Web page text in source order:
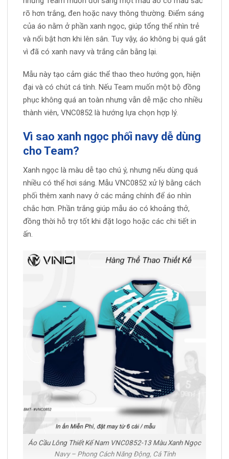
rõ hơn trắng, đen hoặc navy thông thường. Điểm sáng
của áo nằm ở phần xanh ngọc, giúp tổng thể nhìn trẻ
và nổi bật hơn khi lên sân. Tuy vậy, áo không bị quá gắt
vì đã có xanh navy và trắng cân bằng lại.
Mẫu này tạo cảm giác thể thao theo hướng gọn, hiện
đại và có chút cá tính. Nếu Team muốn một bộ đồng
phục không quá an toàn nhưng vẫn dễ mặc cho nhiều
thành viên, VNC0852 là hướng lựa chọn hợp lý.
Vì sao xanh ngọc phối navy dễ dùng
cho Team?
Xanh ngọc là màu dễ tạo chú ý, nhưng nếu dùng quá
nhiều có thể hơi sáng. Mẫu VNC0852 xử lý bằng cách
phối thêm xanh navy ở các mảng chính để áo nhìn
chắc hơn. Phần trắng giúp mẫu áo có khoảng thở,
đồng thời hỗ trợ tốt khi đặt logo hoặc các chi tiết in
ấn.
Áo Cầu Lông Thiết Kế Nam VNC0852-13 Màu Xanh Ngọc
Navy – Phong Cách Năng Động, Cá Tính